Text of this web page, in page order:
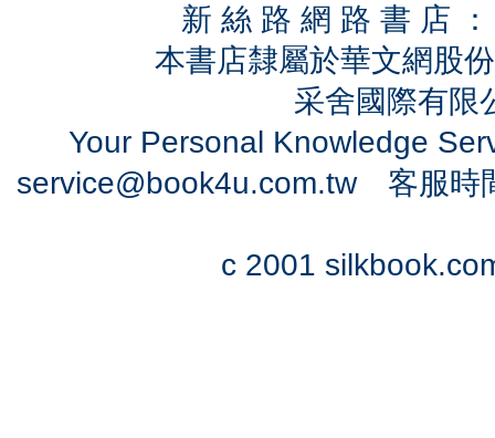
新 絲 路 網 路 書 店
本書店隸屬於華文網股
采舍國際有
Your Personal Knowledge
service@book4u.com.tw客服時
c 2001